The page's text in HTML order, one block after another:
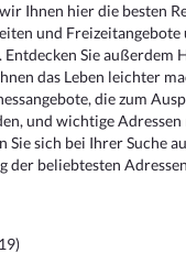
Ihnen hier die besten
und Freizeitangebote
Entdecken Sie außerdem
das Leben leichter
die zum
und wichtige
Sie sich bei Ihrer Suche
der beliebtesten